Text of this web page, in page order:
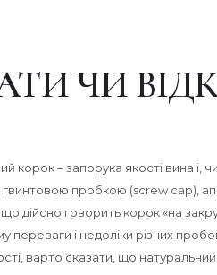
ЧИ
корок – запорука якості вина і,
пробкою (screw cap),
дійсно говорить корок «на
переваги і недоліки різних
варто сказати, що